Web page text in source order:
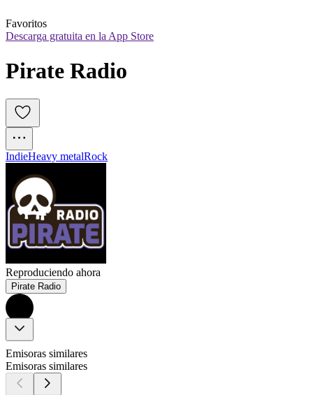
Favoritos
Descarga gratuita en la App Store
Pirate Radio
IndieHeavy metalRock
Reproduciendo ahora
Pirate Radio
Emisoras similares
Emisoras similares